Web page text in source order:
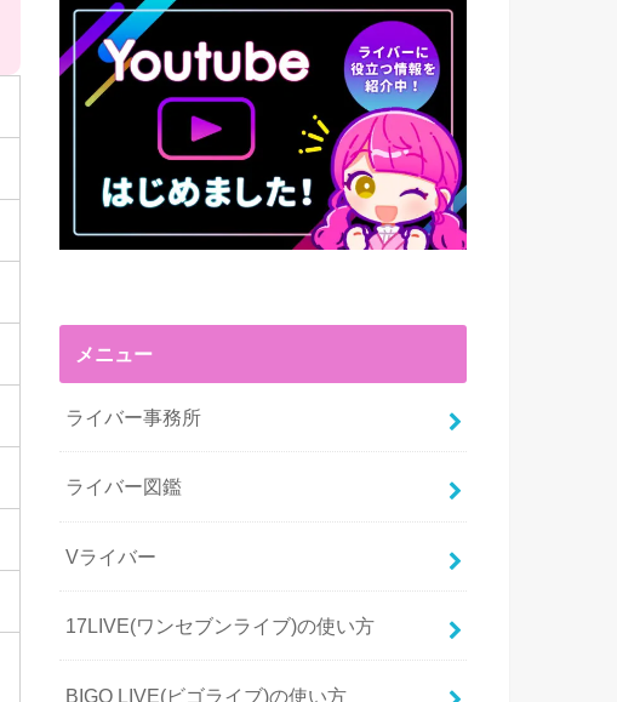
メニュー
ライバー事務所
ライバー図鑑
Vライバー
17LIVE(ワンセブンライブ)の使い方
BIGO LIVE(ビゴライブ)の使い方